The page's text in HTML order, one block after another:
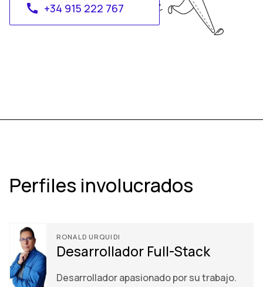
call +34 915 222 767
Perfiles involucrados
RONALD URQUIDI
Desarrollador Full-Stack
Desarrollador apasionado por su trabajo.